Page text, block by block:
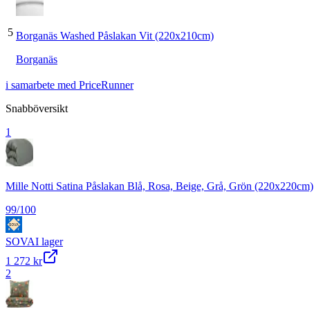
5 Borganäs Washed Påslakan Vit (220x210cm)
Borganäs
i samarbete med PriceRunner
Snabböversikt
1
Mille Notti Satina Påslakan Blå, Rosa, Beige, Grå, Grön (220x220cm)
99/100
SOVAI lager
1 272 kr
2